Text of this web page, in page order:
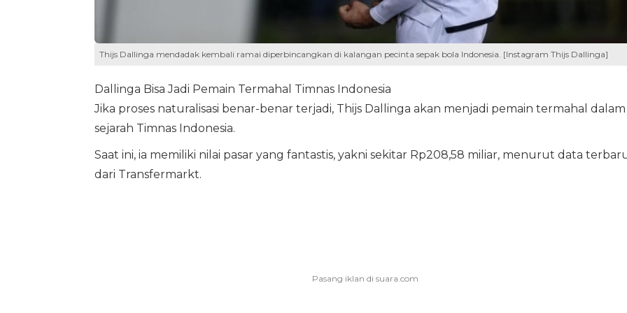
Thijs Dallinga mendadak kembali ramai diperbincangkan di kalangan pecinta sepak bola Indonesia. [Instagram Thijs Dallinga]
Dallinga Bisa Jadi Pemain Termahal Timnas Indonesia
Jika proses naturalisasi benar-benar terjadi, Thijs Dallinga akan menjadi pemain termahal dalam
sejarah Timnas Indonesia.
Saat ini, ia memiliki nilai pasar yang fantastis, yakni sekitar Rp208,58 miliar, menurut data
dari Transfermarkt.